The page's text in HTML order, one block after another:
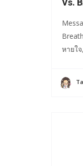
Vs.
หายใ